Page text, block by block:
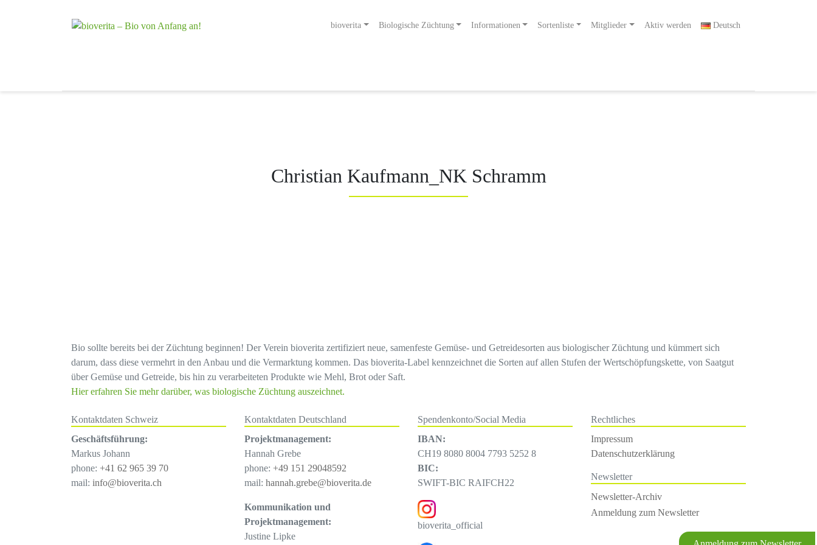
bioverita Biologische Züchtung Informationen Sortenliste Mitglieder Aktiv werden Deutsch
Christian Kaufmann_NK Schramm
Bio sollte bereits bei der Züchtung beginnen! Der Verein bioverita zertifiziert neue, samenfeste Gemüse- und Getreidesorten aus biologischer Züchtung und kümmert sich
darum, dass diese vermehrt in den Anbau und die Vermarktung kommen. Das bioverita-Label kennzeichnet die Sorten auf allen Stufen der Wertschöpfungskette, von Saatgut
über Gemüse und Getreide, bis hin zu verarbeiteten Produkte wie Mehl, Brot oder Saft.
Hier erfahren Sie mehr darüber, was biologische Züchtung auszeichnet.
Kontaktdaten Schweiz
Geschäftsführung:
Markus Johann
phone: +41 62 965 39 70
mail: info@bioverita.ch
Kontaktdaten Deutschland
Projektmanagement:
Hannah Grebe
phone: +49 151 29048592
mail: hannah.grebe@bioverita.de
Kommunikation und
Projektmanagement:
Justine Lipke
Spendenkonto/Social Media
IBAN:
CH19 8080 8004 7793 5252 8
BIC:
SWIFT-BIC RAIFCH22
bioverita_official
Rechtliches
Impressum
Datenschutzerklärung
Newsletter
Newsletter-Archiv
Anmeldung zum Newsletter